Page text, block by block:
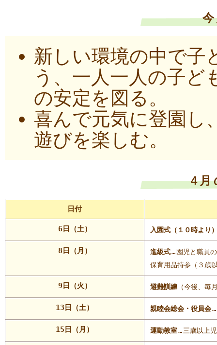
新しい環境の中で子
う、一人一人の子ど
の安定を図る。
喜んで元気に登園し
遊びを楽しむ。
4月
日付
6日（土） 入園式（１０時より
8日（月） 進級式…園児と職員
保育用品持参（３歳
9日（火） 避難訓練 （今後、毎
13日（土） 親睦会総会・役員会…
15日（月） 運動教室…三歳以上